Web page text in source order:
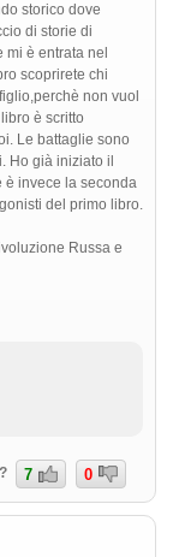
storico dove
di storie di
è entrata nel
scoprirete chi
non vuol
è scritto
Le battaglie sono
Ho già iniziato il
è invece la seconda
del primo libro.
Russa e
7 0